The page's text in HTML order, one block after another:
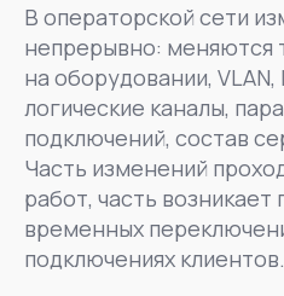
В операторской сети
непрерывно: меняются
на оборудовании,
логические каналы,
подключений, состав
Часть изменений
работ, часть возникает
временных
подключениях клиентов.